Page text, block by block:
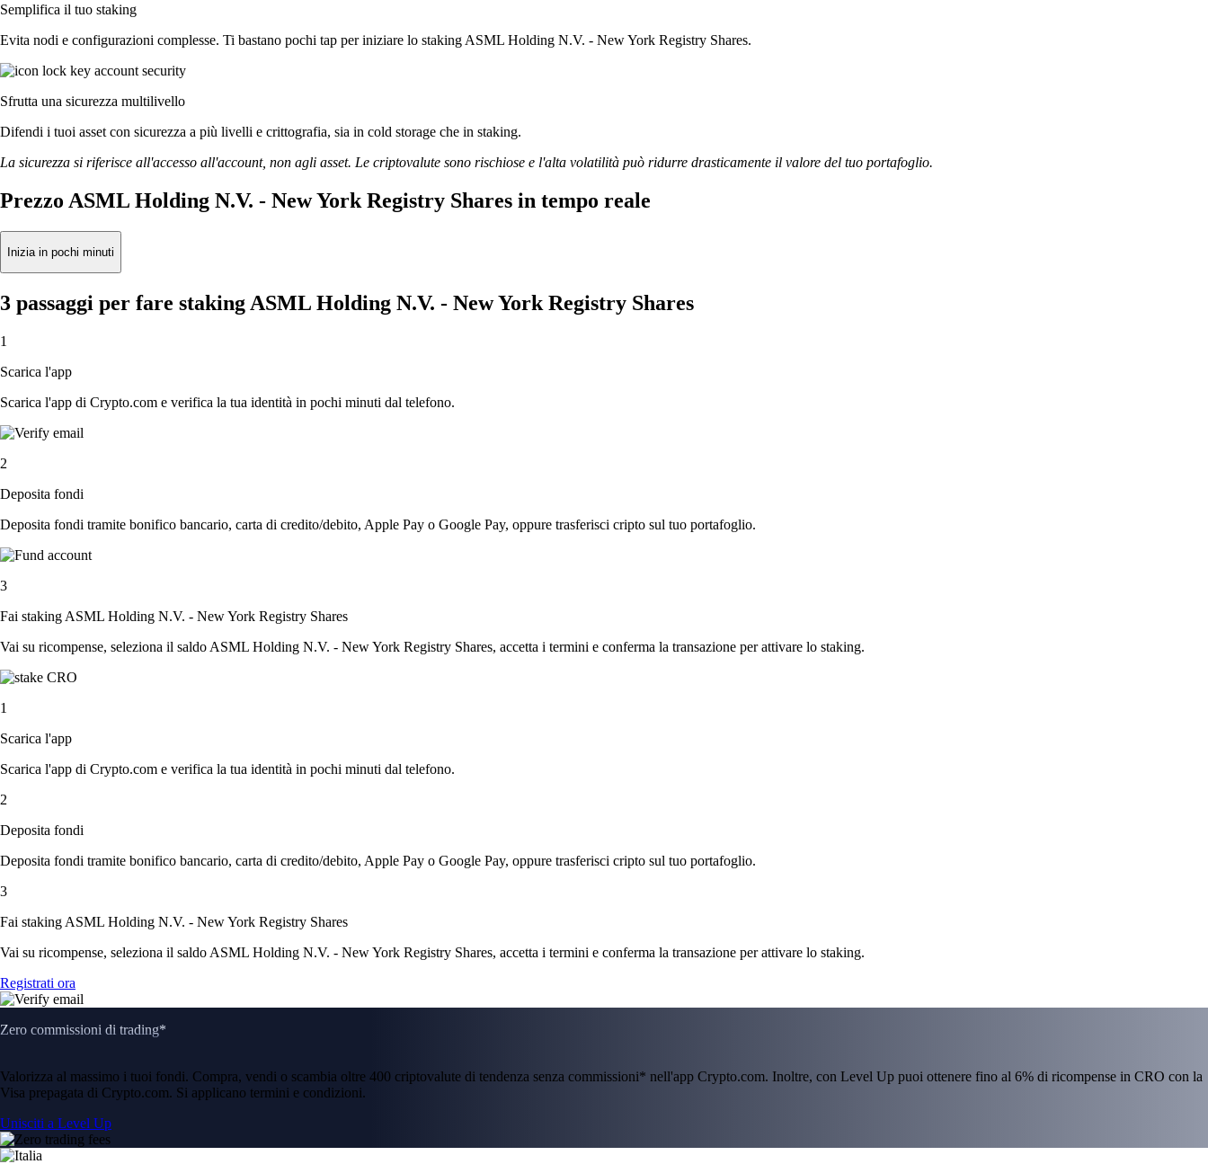
Semplifica il tuo staking
Evita nodi e configurazioni complesse. Ti bastano pochi tap per iniziare lo staking ASML Holding N.V. - New York Registry Shares.
Sfrutta una sicurezza multilivello
Difendi i tuoi asset con sicurezza a più livelli e crittografia, sia in cold storage che in staking.
La sicurezza si riferisce all'accesso all'account, non agli asset. Le criptovalute sono rischiose e l'alta volatilità può ridurre drasticamente il valore del tuo portafoglio.
Prezzo ASML Holding N.V. - New York Registry Shares in tempo reale
Inizia in pochi minuti
3 passaggi per fare staking ASML Holding N.V. - New York Registry Shares
1
Scarica l'app
Scarica l'app di Crypto.com e verifica la tua identità in pochi minuti dal telefono.
2
Deposita fondi
Deposita fondi tramite bonifico bancario, carta di credito/debito, Apple Pay o Google Pay, oppure trasferisci cripto sul tuo portafoglio.
3
Fai staking ASML Holding N.V. - New York Registry Shares
Vai su ricompense, seleziona il saldo ASML Holding N.V. - New York Registry Shares, accetta i termini e conferma la transazione per attivare lo staking.
1
Scarica l'app
Scarica l'app di Crypto.com e verifica la tua identità in pochi minuti dal telefono.
2
Deposita fondi
Deposita fondi tramite bonifico bancario, carta di credito/debito, Apple Pay o Google Pay, oppure trasferisci cripto sul tuo portafoglio.
3
Fai staking ASML Holding N.V. - New York Registry Shares
Vai su ricompense, seleziona il saldo ASML Holding N.V. - New York Registry Shares, accetta i termini e conferma la transazione per attivare lo staking.
Registrati ora
Zero commissioni di trading*
Valorizza al massimo i tuoi fondi. Compra, vendi o scambia oltre 400 criptovalute di tendenza senza commissioni* nell'app Crypto.com. Inoltre, con Level Up puoi ottenere fino al 6% di ricompense in CRO con la
Visa prepagata di Crypto.com. Si applicano termini e condizioni.
Unisciti a Level Up